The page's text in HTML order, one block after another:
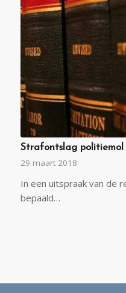
Strafontslag politiemol
29 maart 2018
In een uitspraak van de
bepaald…